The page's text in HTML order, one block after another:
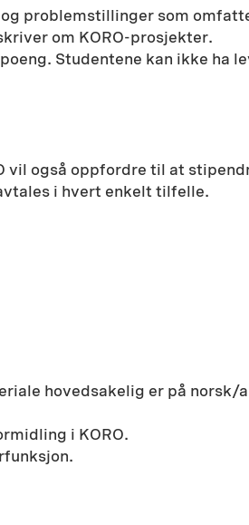
problemstillinger som
om KORO-prosjekter.
Studentene kan ikke ha
vil også oppfordre til at
i hvert enkelt tilfelle.
hovedsakelig er på norsk/
i KORO.